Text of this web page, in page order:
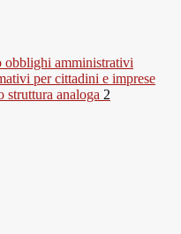
obblighi amministrativi
per cittadini e imprese
analoga 2